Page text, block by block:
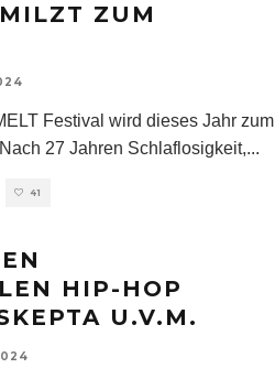
ZUM
Festival wird dieses Jahr zum
27 Jahren Schlaflosigkeit,...
41
HIP-HOP
U.V.M.